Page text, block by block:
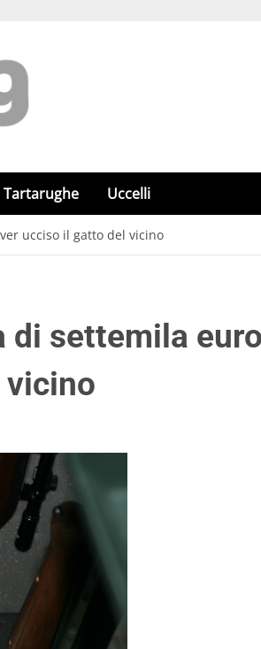
Tartarughe Uccelli
ucciso il gatto del vicino
di settemila euro
vicino